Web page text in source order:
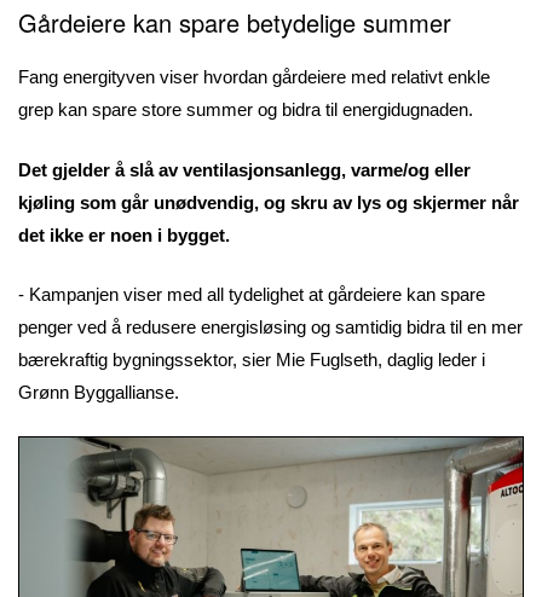
Gårdeiere kan spare betydelige summer
Fang energityven viser hvordan gårdeiere med relativt enkle
grep kan spare store summer og bidra til energidugnaden.
Det gjelder å slå av ventilasjonsanlegg, varme/og eller
kjøling som går unødvendig, og skru av lys og skjermer når
det ikke er noen i bygget.
- Kampanjen viser med all tydelighet at gårdeiere kan spare
penger ved å redusere energisløsing og samtidig bidra til en mer
bærekraftig bygningssektor, sier Mie Fuglseth, daglig leder i
Grønn Byggallianse.